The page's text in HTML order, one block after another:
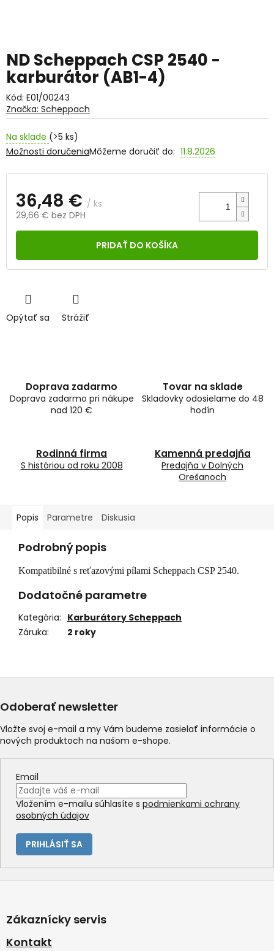
ND Scheppach CSP 2540 -
karburátor (AB1-4)
Kód: E01/00243
Na sklade (>5 ks)
Môžeme doručiť do: 11.8.2026
Možnosti doručenia
36,48 € / ks
29,66 € bez DPH
Jednotková
PRIDAŤ DO KOŠÍKA
Opýtať sa Strážiť
Značka: Scheppach
Doprava zadarmo
Doprava zadarmo pri nákupe
nad 120 €
Tovar na sklade
Skladovky odosielame do 48
hodín
Rodinná firma
S históriou od roku 2008
Kamenná predajňa
Predajňa v Dolných
Orešanoch
Popis Parametre Diskusia
Podrobný popis
Kompatibilné s reťazovými pílami Scheppach CSP 2540.
Dodatočné parametre
Kategória: Karburátory Scheppach
Záruka: 2 roky
Odoberať newsletter
Vložte svoj e-mail a my Vám budeme zasielať informácie o
nových produktoch na našom e-shope.
Email
Vložením e-mailu súhlasíte s podmienkami ochrany
osobných údajov
PRIHLÁSIŤ SA
p
äZákaznícky servis
Kontakt